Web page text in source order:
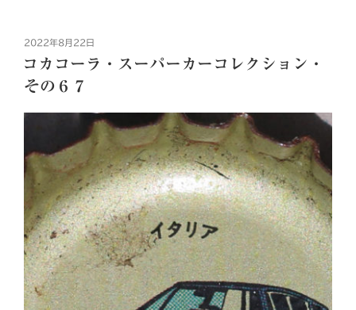
投
日:
2022年8月22日
コカコーラ・スーパーカーコレクション・
その６７